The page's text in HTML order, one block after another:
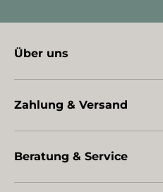
Über uns
Zahlung & Versand
Beratung & Service